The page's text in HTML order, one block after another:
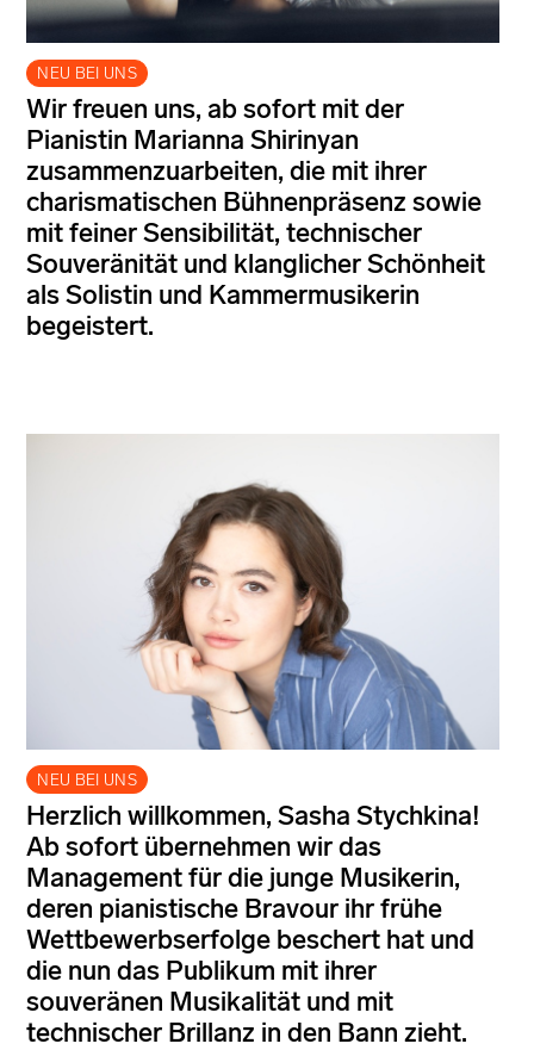
NEU BEI UNS
Wir freuen uns, ab sofort mit der
Pianistin Marianna Shirinyan
zusammenzuarbeiten, die mit ihrer
charismatischen Bühnenpräsenz sowie
mit feiner Sensibilität, technischer
Souveränität und klanglicher Schönheit
als Solistin und Kammermusikerin
begeistert.
NEU BEI UNS
Herzlich willkommen, Sasha Stychkina!
Ab sofort übernehmen wir das
Management für die junge Musikerin,
deren pianistische Bravour ihr frühe
Wettbewerbserfolge beschert hat und
die nun das Publikum mit ihrer
souveränen Musikalität und mit
technischer Brillanz in den Bann zieht.